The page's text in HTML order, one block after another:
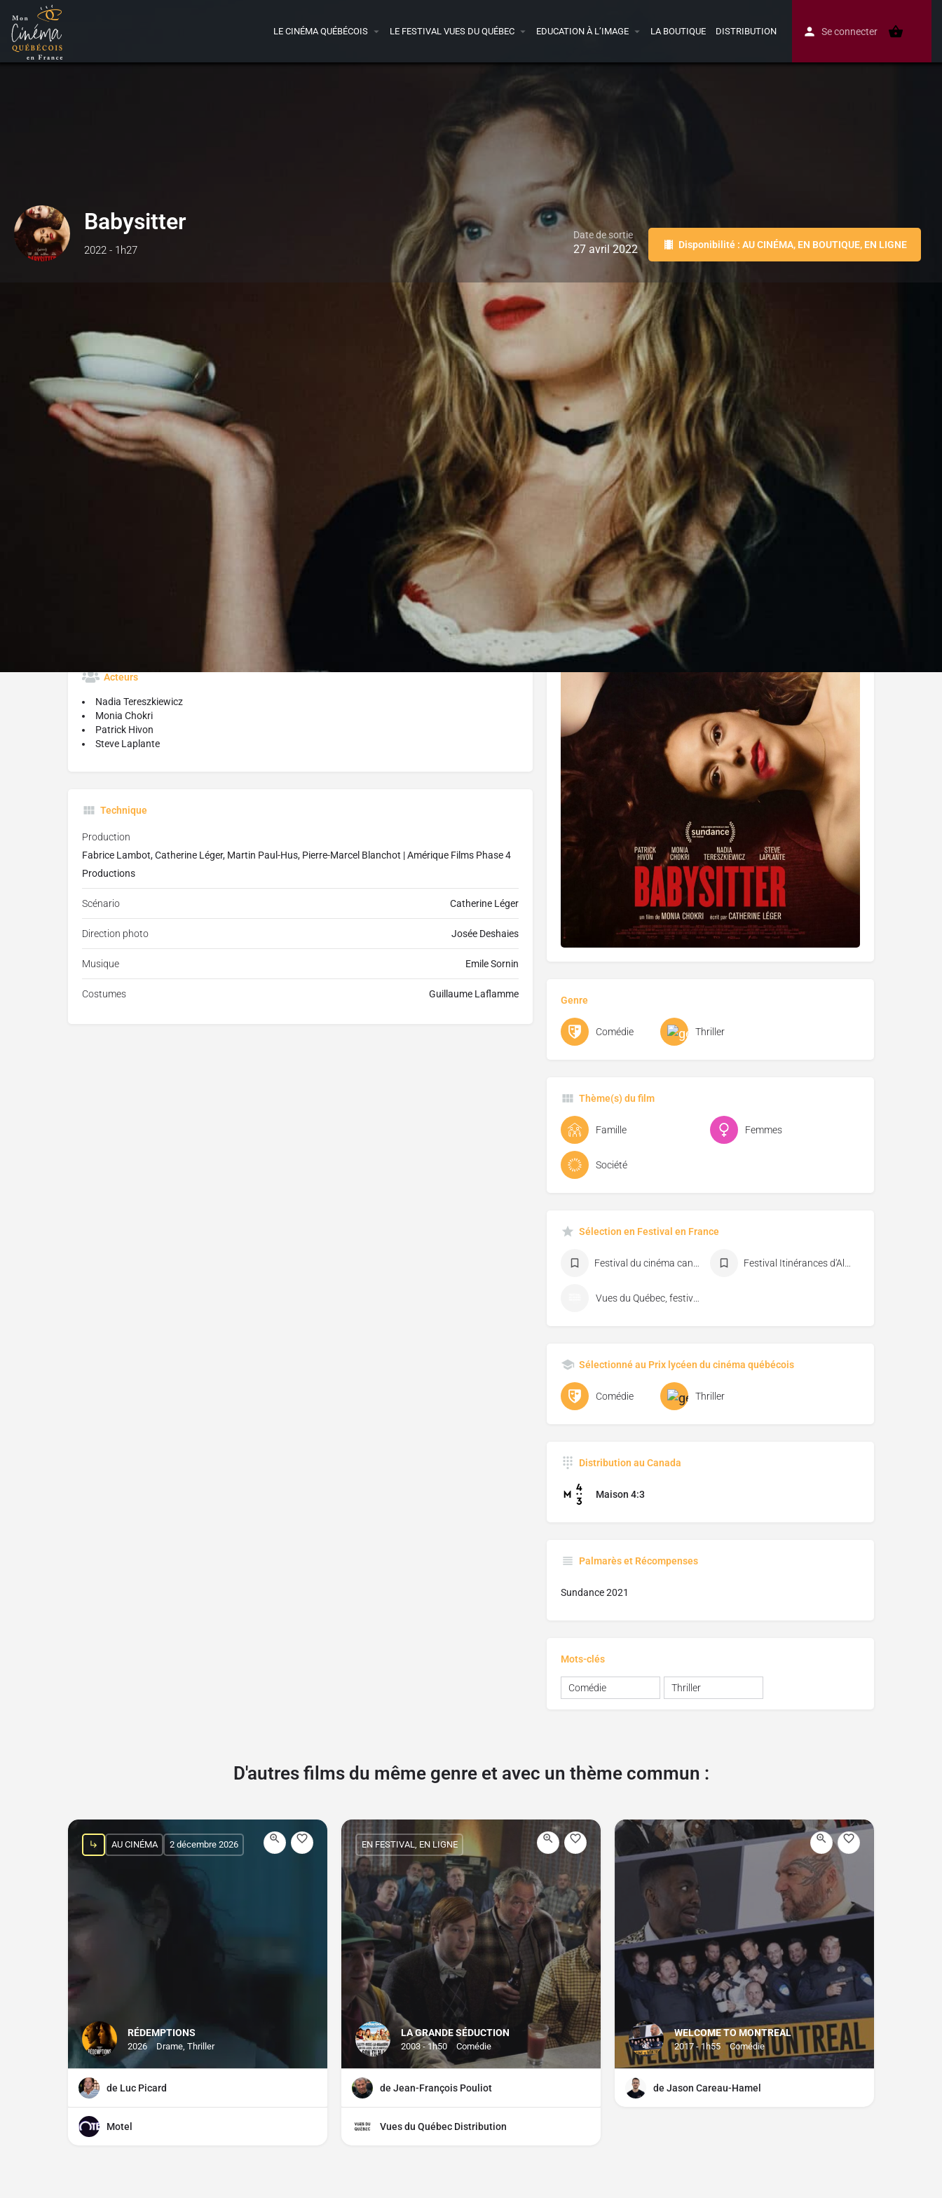
LE CINÉMA QUÉBÉCOIS LE FESTIVAL VUES DU QUÉBEC EDUCATION À L’IMAGE LA BOUTIQUE DISTRIBUTION Se connecter
Babysitter
2022 - 1h27
Date de sortie
27 avril 2022 Disponibilité : AU CINÉMA, EN BOUTIQUE, EN LIGNE
Bande-annonce
J'aime Vidéo à la demande Donnez votre avis
Réalisé par :
Monia Chokri
Suite à une blague sexiste qui devient virale, Cédric, nouveau père et ingénieur sans histoire, est
suspendu par son employeur. Son frère Jean-Michel, un journaliste vedette, encourage ce dernier à
amorcer une réflexion thérapeutique sur les fondements de sa misogynie. À la suite d’une épiphanie,
Cédric entreprend l’écriture d’un livre sur le sujet. De son côté, sa femme Nadine conjugue post
partum et charge mentale qui l’enfonce dans une solitude abyssale. L’arrivée dans leur vie, d’une
Acteurs
Nadia Tereszkiewicz
Monia Chokri
Patrick Hivon
Steve Laplante
Technique
Production
Fabrice Lambot, Catherine Léger, Martin Paul-Hus, Pierre-Marcel Blanchot | Amérique Films Phase 4
Productions
Scénario Catherine Léger
Direction photo Josée Deshaies
Musique Emile Sornin
Costumes Guillaume Laflamme
Distributeur ou mandataire pour une projection en France
BAC Films
Genre
Comédie Thriller
Thème(s) du film
Famille Femmes
Société
Sélection en Festival en France
Vues du Québec, festival de cinéma de Florac
Sélectionné au Prix lycéen du cinéma québécois
Comédie Thriller
Distribution au Canada
Maison 4:3
Palmarès et Récompenses
Sundance 2021
Mots-clés
Comédie Thriller
D'autres films du même genre et avec un thème commun :
RÉDEMPTIONS
2026 Drame, Thriller
AU CINÉMA 2 décembre 2026
de Luc Picard
Motel
LA GRANDE SÉDUCTION
2003 - 1h50 Comédie
EN FESTIVAL, EN LIGNE
de Jean-François Pouliot
Vues du Québec Distribution
WELCOME TO MONTREAL
2017 - 1h55 Comédie
de Jason Careau-Hamel